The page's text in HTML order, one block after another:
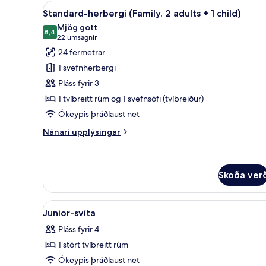
1
tvíbreitt
rúm
Skoða
allar
myndir
fyrir
Standard-
herbergi
(Family.
2
adults
+
Standard-herbergi (Family.
8
Standard-herbergi (Family. 2 adults + 1 child)
8,48,4 af 10
Mjög gott
22 umsagnir
(22
umsagnir)
24 fermetrar
1 svefnherbergi
Pláss fyrir 3
1 tvíbreitt rúm og 1 svefnsófi (tvíbreiður)
Ókeypis þráðlaust net
Nánari upplýsingar
Nánari
(Family.
adults
+
Skoða
Skoða
allar
myndir
fyrir
Junior-
Junior-svíta |
5
Junior-svíta
Pláss fyrir 4
1 stórt tvíbreitt rúm
Ókeypis þráðlaust net